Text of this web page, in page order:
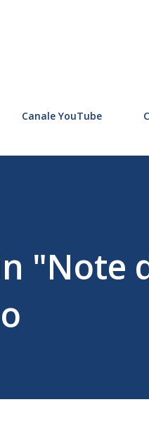
Canale YouTube
"Note